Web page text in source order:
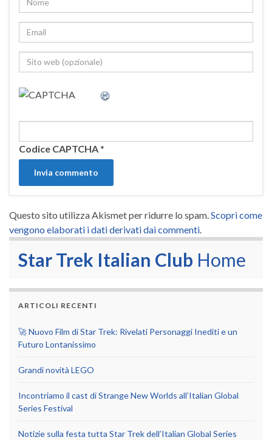
Codice CAPTCHA*
Questo sito utilizza Akismet per ridurre lo spam. Scopri come
vengono elaborati i dati derivati dai commenti
Star Trek Italian Club Home
ARTICOLI RECENTI
🚀 Nuovo Film di Star Trek: Rivelati Personaggi Inediti e un
Futuro Lontanissimo
Grandi novità LEGO
Incontriamo il cast di Strange New Worlds all’Italian Global
Series Festival
Notizie sulla festa tutta Star Trek dell’Italian Global Series